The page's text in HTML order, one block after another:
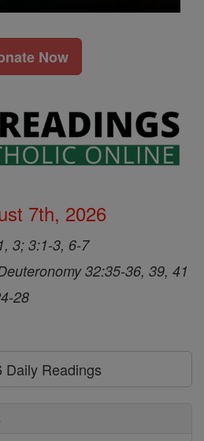
Now
7th, 2026
3; 3:1-3, 6-7
32:35-36, 39, 41
28
Daily Readings